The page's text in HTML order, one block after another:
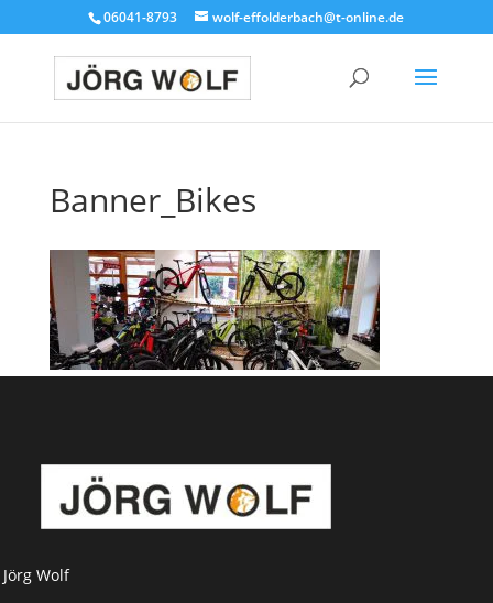
06041-8793 wolf-effolderbach@t-online.de
Banner_Bikes
Jörg Wolf